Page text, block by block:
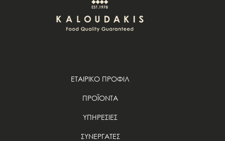
ΕΤΑΙΡΙΚΟ ΠΡΟΦΙΛ
ΠΡΟΪΟΝΤΑ
ΥΠΗΡΕΣΙΕΣ
ΣΥΝΕΡΓΑΤΕΣ